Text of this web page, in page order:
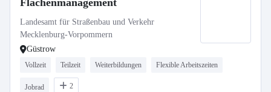
Flächenmanagement
Landesamt für Straßenbau und Verkehr
Mecklenburg-Vorpommern
Güstrow
Vollzeit Teilzeit Weiterbildungen Flexible Arbeitszeiten
Jobrad 2